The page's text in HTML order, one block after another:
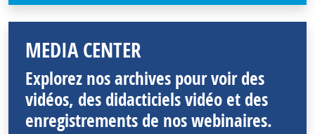
MEDIA CENTER
Explorez nos archives pour voir des
vidéos, des didacticiels vidéo et des
enregistrements de nos webinaires.